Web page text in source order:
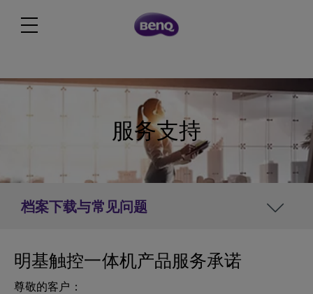
服务支持
档案下载与常见问题
明基触控一体机产品服务承诺
尊敬的客户：